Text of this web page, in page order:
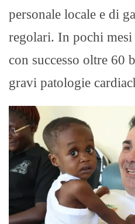
personale locale e di
regolari. In pochi
con successo oltre 60
gravi patologie